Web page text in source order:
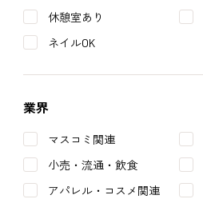
休憩室あり
ネイルOK
業界
マスコミ関連
小売・流通・飲食
アパレル・コスメ関連